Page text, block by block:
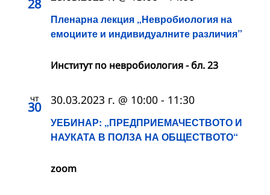
28
Пленарна лекция „Невробиология на
емоциите и индивидуалните различия”
Институт по невробиология - бл. 23
чт
30
УЕБИНАР: „ПРЕДПРИЕМАЧЕСТВОТО И
НАУКАТА В ПОЛЗА НА ОБЩЕСТВОТО“
30.03.2023 г. @ 10:00 - 11:30
zoom